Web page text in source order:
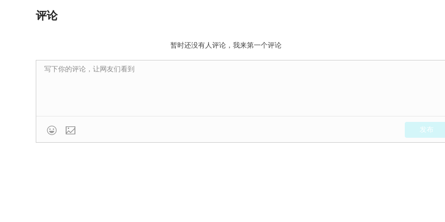
• 未提供任何实质证据就单方面扣除利润，属于霸王条款和违约行为。 维权诉求： 要求STARTRADER立即
统日志等）。否则我将进一步升级至Financial Commission、SVG FSA，并持续在各平台曝光。 附件证据：
• 完整交易记录截图（多空双开、平仓时间、获利明细）
评论
暂时还没有人评论，我来第一个评论
 发布